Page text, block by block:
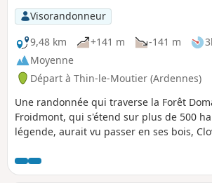
Visorandonneur
9,48 km
+141 m -141 m
Moyenne
Départ à Thin-le-Moutier (Ardennes)
Une randonnée qui traverse la Forêt
Froidmont, qui s'étend sur plus de 500
légende, aurait vu passer en ses bois,
du Thin. À découvrir, sur les hauteurs,
Dame de Froidmont.